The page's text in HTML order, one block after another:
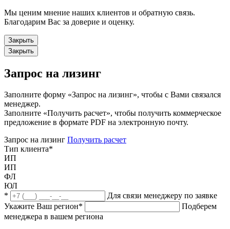
Мы ценим мнение наших клиентов и обратную связь.
Благодарим Вас за доверие и оценку.
Закрыть
Закрыть
Запрос на лизинг
Заполните форму «Запрос на лизинг», чтобы с Вами связался
менеджер.
Заполните «Получить расчет», чтобы получить коммерческое
предложение в формате PDF на электронную почту.
Запрос на лизинг Получить расчет
Тип клиента*
ИП
ИП
ФЛ
ЮЛ
*
Для связи менеджеру по заявке
Укажите Ваш регион*
Подберем
менеджера в вашем региона